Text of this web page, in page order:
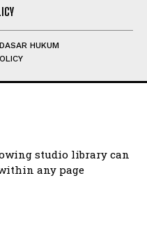
DASAR HUKUM
studio library can
any page